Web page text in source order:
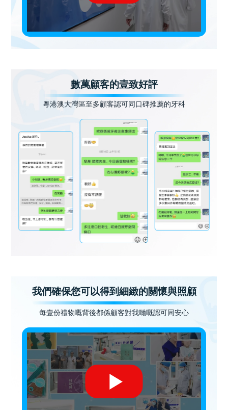
數萬顧客的壹致好評
粵港澳大灣區至多顧客認可同口碑推薦的牙科
我們確保您可以得到細緻的關懷與照顧
每壹份禮物嘅背後都係顧客對我哋嘅認可同安心